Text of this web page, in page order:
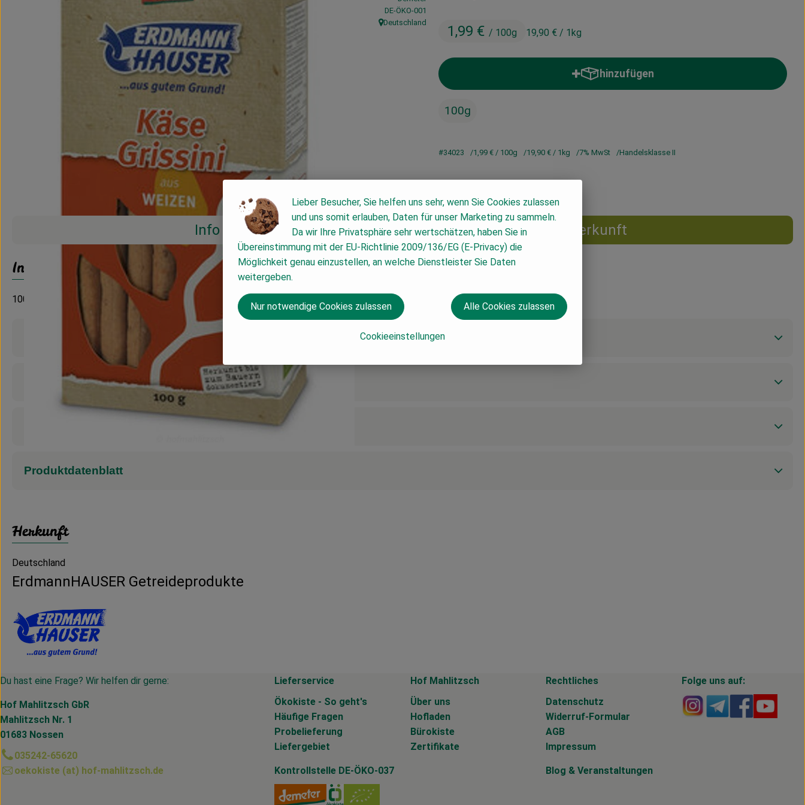
1,99 € / 100g 19,90 € / 1kg
, Kontrollstelle:
DE-ÖKO-001
, Herkunft:
Deutschland
hinzufügen
Produkt zum Warenkorb hinzufügen
100g
#34023 1,99 € / 100g 19,90 € / 1kg 7% MwSt Handelsklasse II
Info Herkunft
Info
100 g
Produktinformationen
Zutaten
Produktdatenblatt
Herkunft
Deutschland
ErdmannHAUSER Getreideprodukte
Du hast eine Frage? Wir helfen dir gerne:
Hof Mahlitzsch GbR
Mahlitzsch Nr. 1
01683 Nossen
035242-65620
oekokiste (at) hof-mahlitzsch.de
Lieferservice
Ökokiste - So geht's
Häufige Fragen
Probelieferung
Liefergebiet
Hof Mahlitzsch
Über uns
Hofladen
Bürokiste
Zertifikate
Rechtliches
Datenschutz
Widerruf-Formular
AGB
Impressum
Folge uns auf:
Externer Link zu
Externer Link
Externer
Kontrollstelle DE-ÖKO-037 Blog & Veranstaltungen
Lieber Besucher, Sie helfen uns sehr, wenn Sie Cookies zulassen
und uns somit erlauben, Daten für unser Marketing zu sammeln.
Da wir Ihre Privatsphäre sehr wertschätzen, haben Sie in
Übereinstimmung mit der EU-Richtlinie 2009/136/EG (E-Privacy) die
Möglichkeit genau einzustellen, an welche Dienstleister Sie Daten
weitergeben.
Cookieeinstellungen
Nur notwendige Cookies zulassen Alle Cookies zulassen